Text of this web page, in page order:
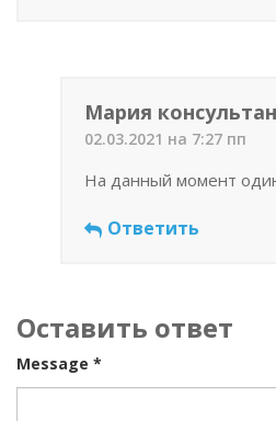
Мария
02.03.2021 на 7:27 пп
На данный момент
Ответить
Оставить ответ
Message *